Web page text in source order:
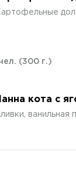
(300 г.)
кота с
ванильная